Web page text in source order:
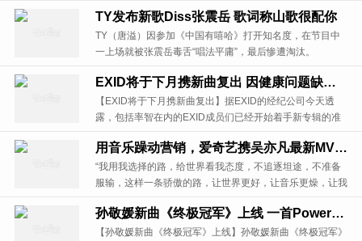
TY发布新歌Diss张震岳 歌词称山歌很配你
TY（唐溢）因参加《中国有嘻哈》打开知名度，在节目中
一上场就被张震岳毒舌“唱法平庸”，最后惨遭淘汰。
EXID将于下月携新曲复出 因健康问题缺席的率智将重返组合活动
【EXID将于下月携新曲复出】据EXID的经纪公司今天透
露，包括率智在内的EXID成员们已经开始着手新专辑的准
用音乐躁动营销，爱奇艺携吴亦凡最新MV提升VIP会员认同感
“我用我选择的路，给世界看我态度，不追逐坦途，不准备
服输，这样一条骄傲的路，让世界更好，让音乐更燥，让我
孙敬媛新曲《终极冠军》上线 一首Power感十足的励志加油歌
【孙敬媛新曲《终极冠军》上线】孙敬媛新曲《终极冠军》